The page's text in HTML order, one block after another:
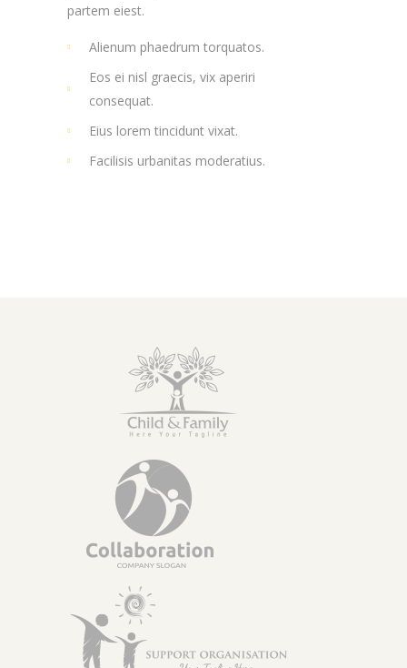
partem eiest.
Alienum phaedrum torquatos.
Eos ei nisl graecis, vix aperiri
consequat.
Eius lorem tincidunt vixat.
Facilisis urbanitas moderatius.